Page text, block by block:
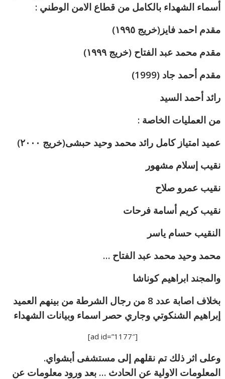
أسماء الشهداء بالكامل من قطاع الامن الوطني :
مقدم احمد فايز(خريج ١٩٩٥)
مقدم محمد عبد الفتاح (خريج ١٩٩٩)
مقدم أحمد جاد (1999)
رائد أحمد السيد
من العمليات الخاصة :
عميد امتياز كامل رائد محمد وحيد حبشى(خريج ٢٠٠٠)
نقيب إسلام مشهور
نقيب عمرو صلاح
نقيب كريم أسامة فرحات
النقيب حسام ياسر
محمد وحيد محمد عبد الفتاح …
والمجندابراهيم كوناشا
بخلاف اصابة عدد 8 من رجال الشرطة من بينهم العميد
إبراهيم الشنكوتي وجاري حصر اسماء وبيانات الشهداء
[ad id=”1177″]
وعلى اثر ذلك تم نقلهم إلى مستشفى أبشواي.
المعلومات الاولية عن الحادث … بعد ورود معلومات عن